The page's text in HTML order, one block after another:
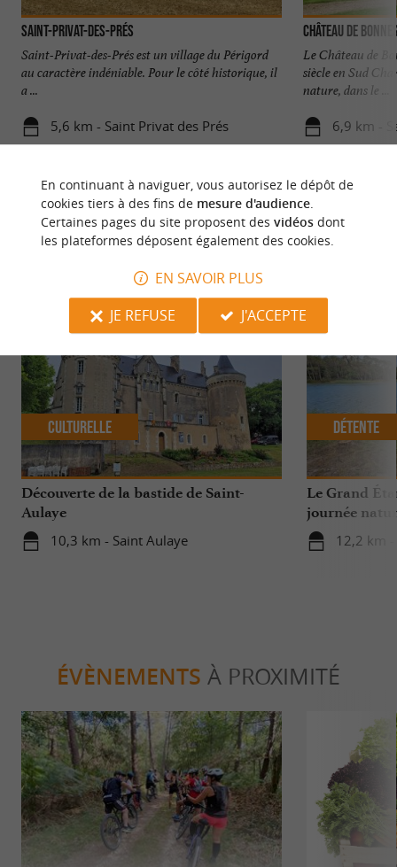
Saint-Privat-des-Prés
Saint-Privat-des-Prés est un village du Périgord
au caractère indéniable. Pour le côté historique, il
a ...
5,6 km - Saint Privat des Prés
Château de
Le Château de
siècle en Sud
nature, dans le ...
6,9 km -
Découverte de la bastide de Saint-
Aulaye
10,3 km - Saint Aulaye
Culturelle
Le Grand
journée
12,2 km -
Détente
ÉVÈNEMENTS À PROXIMITÉ
En continuant à naviguer, vous autorisez le dépôt de
cookies tiers à des fins de mesure d'audience.
Certaines pages du site proposent des vidéosdont
les plateformes déposent également des cookies.
EN SAVOIR PLUS
JE REFUSE
J'ACCEPTE